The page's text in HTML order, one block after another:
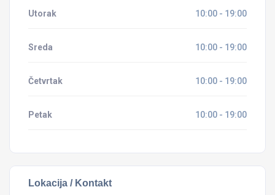
Utorak 10:00 - 19:00
Sreda 10:00 - 19:00
Četvrtak 10:00 - 19:00
Petak 10:00 - 19:00
Lokacija / Kontakt